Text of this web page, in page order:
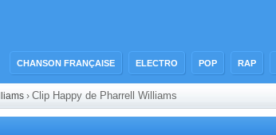
CHANSON FRANÇAISE ELECTRO POP RAP
› Clip Happy de Pharrell Williams